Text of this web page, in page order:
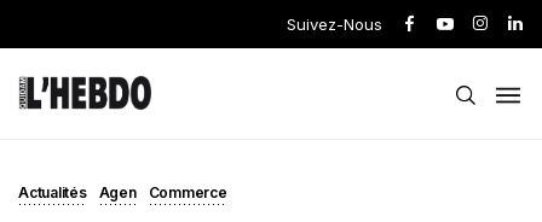
Suivez-Nous
Actualités Agen Commerce